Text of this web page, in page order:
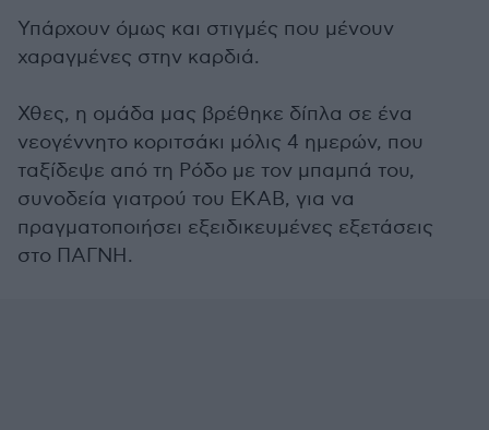
Υπάρχουν όμως και στιγμές που μένουν
χαραγμένες στην καρδιά.
Χθες, η ομάδα μας βρέθηκε δίπλα σε ένα
νεογέννητο κοριτσάκι μόλις 4 ημερών, που
ταξίδεψε από τη Ρόδο με τον μπαμπά του,
συνοδεία γιατρού του ΕΚΑΒ, για να
πραγματοποιήσει εξειδικευμένες εξετάσεις
στο ΠΑΓΝΗ.